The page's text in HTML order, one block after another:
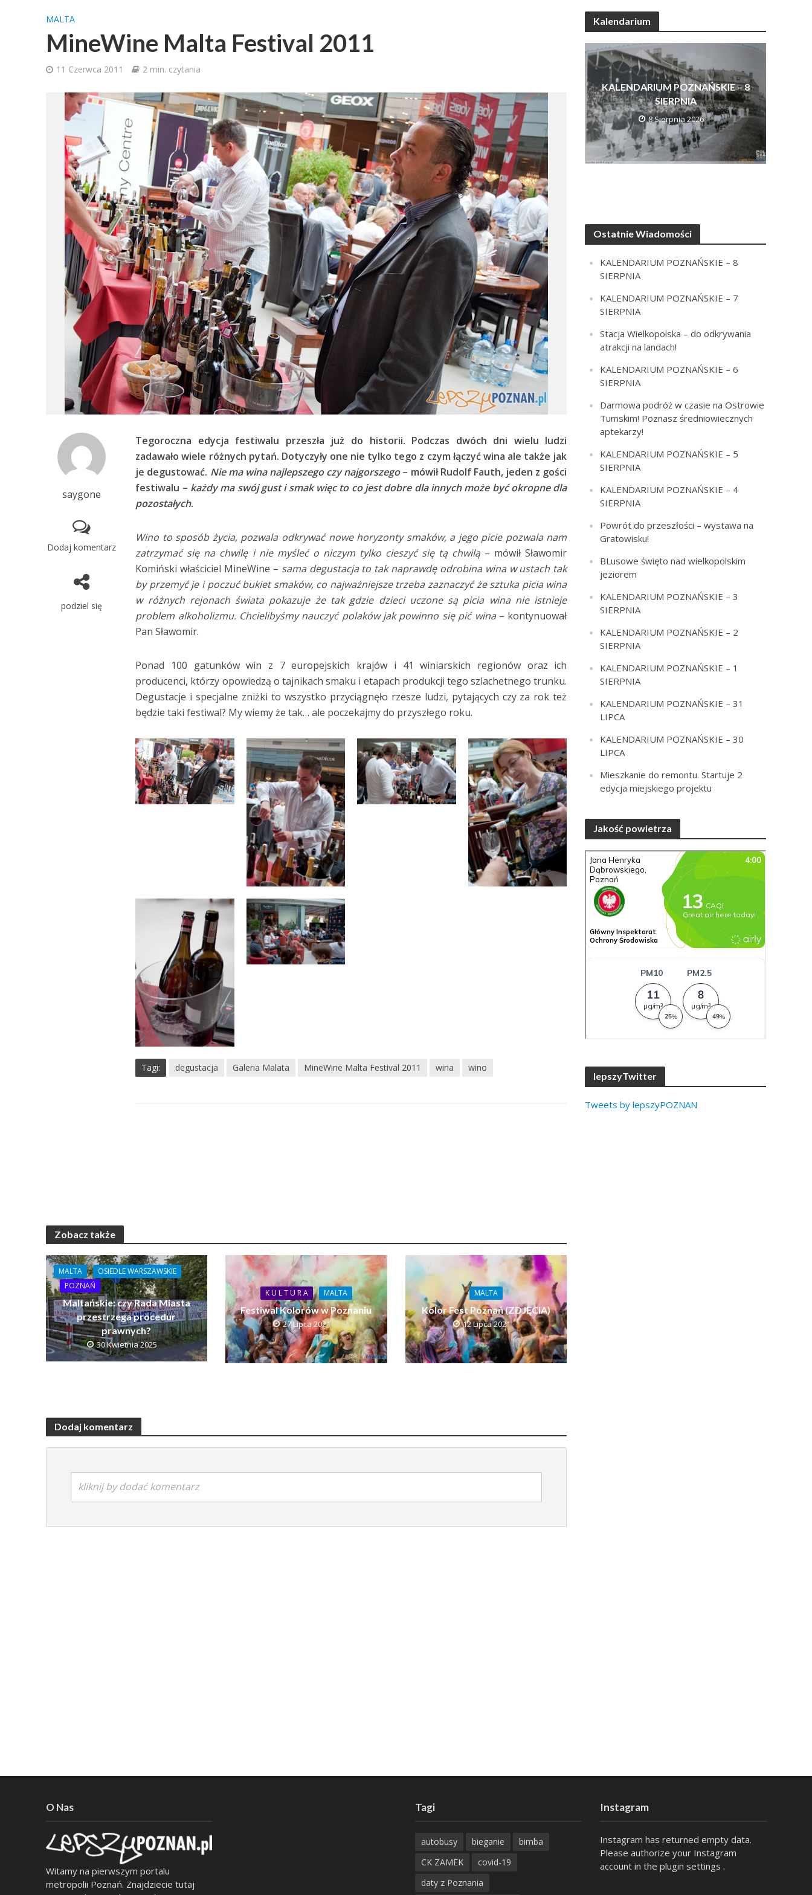
MALTA
MineWine Malta Festival 2011
11 Czerwca 2011 2 min. czytania
saygone
Dodaj komentarz
podziel się
Tegoroczna edycja festiwalu przeszła już do historii. Podczas dwóch dni wielu ludzi
zadawało wiele różnych pytań. Dotyczyły one nie tylko tego z czym łączyć wina ale także jak
je degustować. Nie ma wina najlepszego czy najgorszego– mówił Rudolf Fauth, jeden z gości
festiwalu – każdy ma swój gust i smak więc to co jest dobre dla innych może być okropne dla
pozostałych.
Wino to sposób życia, pozwala odkrywać nowe horyzonty smaków, a jego picie pozwala nam
zatrzymać się na chwilę i nie myśleć o niczym tylko cieszyć się tą chwilą – mówił Sławomir
Komiński właściciel MineWine – sama degustacja to tak naprawdę odrobina wina w ustach tak
by przemyć je i poczuć bukiet smaków, co najważniejsze trzeba zaznaczyć że sztuka picia wina
w różnych rejonach świata pokazuje że tak gdzie dzieci uczone są picia wina nie istnieje
problem alkoholizmu. Chcielibyśmy nauczyć polaków jak powinno się pić wina– kontynuował
Pan Sławomir.
Ponad 100 gatunków win z 7 europejskich krajów i 41 winiarskich regionów oraz ich
producenci, którzy opowiedzą o tajnikach smaku i etapach produkcji tego szlachetnego trunku.
Degustacje i specjalne zniżki to wszystko przyciągnęło rzesze ludzi, pytających czy za rok też
będzie taki festiwal? My wiemy że tak… ale poczekajmy do przyszłego roku.
Tagi: degustacja Galeria Malata MineWine Malta Festival 2011 wina wino
Zobacz także
MALTA
OSIEDLE WARSZAWSKIE
POZNAŃ
Maltańskie: czy Rada Miasta
przestrzega procedur
prawnych?
30 Kwietnia 2025
K U L T U R A MALTA
Festiwal Kolorów w Poznaniu
27 Lipca 2021
MALTA
Kolor Fest Poznań (ZDJĘCIA)
12 Lipca 2021
Dodaj komentarz
kliknij by dodać komentarz
Kalendarium
KALENDARIUM POZNAŃSKIE – 8
SIERPNIA
8 Sierpnia 2026
Ostatnie Wiadomości
KALENDARIUM POZNAŃSKIE – 8
SIERPNIA
KALENDARIUM POZNAŃSKIE – 7
SIERPNIA
Stacja Wielkopolska – do odkrywania
atrakcji na landach!
KALENDARIUM POZNAŃSKIE – 6
SIERPNIA
Darmowa podróż w czasie na Ostrowie
Tumskim! Poznasz średniowiecznych
aptekarzy!
KALENDARIUM POZNAŃSKIE – 5
SIERPNIA
KALENDARIUM POZNAŃSKIE – 4
SIERPNIA
Powrót do przeszłości – wystawa na
Gratowisku!
BLusowe święto nad wielkopolskim
jeziorem
KALENDARIUM POZNAŃSKIE – 3
SIERPNIA
KALENDARIUM POZNAŃSKIE – 2
SIERPNIA
KALENDARIUM POZNAŃSKIE – 1
SIERPNIA
KALENDARIUM POZNAŃSKIE – 31
LIPCA
KALENDARIUM POZNAŃSKIE – 30
LIPCA
Mieszkanie do remontu. Startuje 2
edycja miejskiego projektu
Jakość powietrza
lepszyTwitter
Tweets by lepszyPOZNAN
O Nas
Witamy na pierwszym portalu
metropolii Poznań. Znajdziecie tutaj
Tagi
autobusy bieganie
bimba
CK ZAMEK
covid-19
daty z Poznania
Instagram
Instagram has returned empty data.
Please authorize your Instagram
account in the plugin settings .